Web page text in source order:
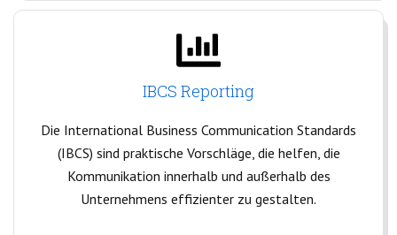
IBCS Reporting
Die International Business Communication Standards
(IBCS) sind praktische Vorschläge, die helfen, die
Kommunikation innerhalb und außerhalb des
Unternehmens effizienter zu gestalten.